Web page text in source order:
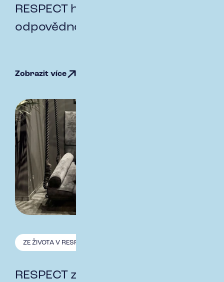
RESPECT hodnoty - osobní
odpovědnost
Zobrazit více
ZE ŽIVOTA V RESPECT
RESPECT získal 3. místo ve Fenix